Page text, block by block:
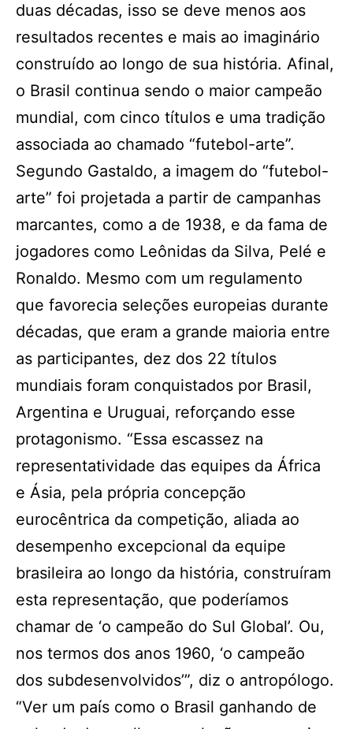
duas décadas, isso se deve menos aos
resultados recentes e mais ao imaginário
construído ao longo de sua história. Afinal,
o Brasil continua sendo o maior campeão
mundial, com cinco títulos e uma tradição
associada ao chamado “futebol-arte”.
Segundo Gastaldo, a imagem do “futebol-
arte” foi projetada a partir de campanhas
marcantes, como a de 1938, e da fama de
jogadores como Leônidas da Silva, Pelé e
Ronaldo. Mesmo com um regulamento
que favorecia seleções europeias durante
décadas, que eram a grande maioria entre
as participantes, dez dos 22 títulos
mundiais foram conquistados por Brasil,
Argentina e Uruguai, reforçando esse
protagonismo. “Essa escassez na
representatividade das equipes da África
e Ásia, pela própria concepção
eurocêntrica da competição, aliada ao
desempenho excepcional da equipe
brasileira ao longo da história, construíram
esta representação, que poderíamos
chamar de ‘o campeão do Sul Global’. Ou,
nos termos dos anos 1960, ‘o campeão
dos subdesenvolvidos’”, diz o antropólogo.
“Ver um país como o Brasil ganhando de